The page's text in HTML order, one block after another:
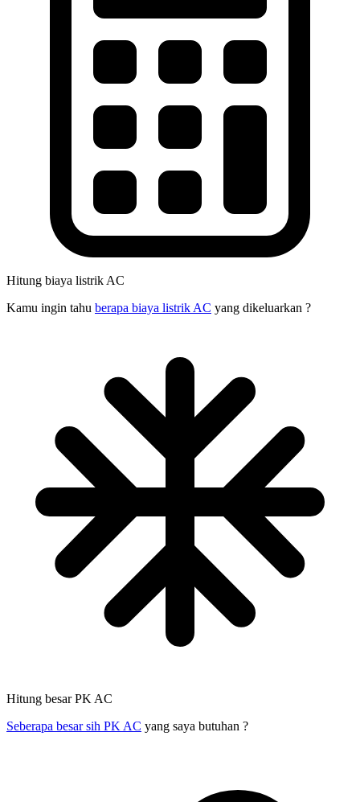
Hitung biaya listrik AC
Kamu ingin tahu berapa biaya listrik AC yang dikeluarkan ?
Hitung besar PK AC
Seberapa besar sih PK AC yang saya butuhan ?